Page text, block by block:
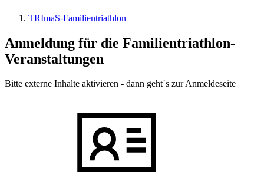
TRImaS-Familientriathlon
Anmeldung für die Familientriathlon-
Veranstaltungen
Bitte externe Inhalte aktivieren - dann geht´s zur Anmeldeseite